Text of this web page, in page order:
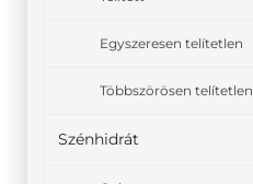
Egyszeresen telítetlen
Többszörösen telítetlen
Szénhidrát